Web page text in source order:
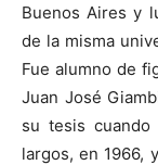
Buenos Aires y
de la misma
Fue alumno de
Juan José
su tesis
largos, en 1966,